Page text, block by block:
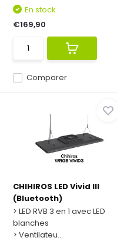
Comparer
En stock
€169,90
CHIHIROS LED Vivid III
(Bluetooth)
> LED RVB 3 en 1 avec LED
blanches
> Ventilateu...